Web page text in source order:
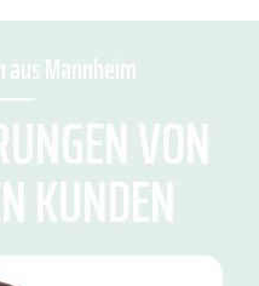
Mannheim
VON
KUNDEN